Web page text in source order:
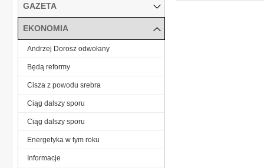
GAZETA
EKONOMIA
Andrzej Dorosz odwołany
Będą reformy
Cisza z powodu srebra
Ciąg dalszy sporu
Ciąg dalszy sporu
Energetyka w tym roku
Informacje